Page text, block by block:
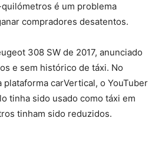
é um problema
compradores desatentos.
308 SW de 2017, anunciado
e sem histórico de táxi. No
carVertical, o YouTuber
tinha sido usado como táxi em
tinham sido reduzidos.